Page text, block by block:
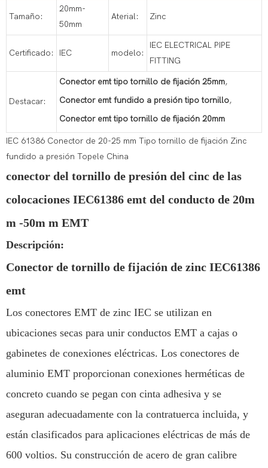
Tamaño:
20mm-
50mm
Aterial: Zinc
Certificado: IEC modelo:
IEC ELECTRICAL PIPE
FITTING
Destacar:
Conector emt tipo tornillo de fijación 25mm,
Conector emt fundido a presión tipo tornillo,
Conector emt tipo tornillo de fijación 20mm
IEC 61386 Conector de 20-25 mm Tipo tornillo de fijación Zinc
fundido a presión Topele China
conector del tornillo de presión del cinc de las
colocaciones IEC61386 emt del conducto de 20m
m -50m m EMT
Descripción:
Conector de tornillo de fijación de zinc IEC61386
emt
Los conectores EMT de zinc IEC se utilizan en
ubicaciones secas para unir conductos EMT a cajas o
gabinetes de conexiones eléctricas. Los conectores de
aluminio EMT proporcionan conexiones herméticas de
concreto cuando se pegan con cinta adhesiva y se
aseguran adecuadamente con la contratuerca incluida, y
están clasificados para aplicaciones eléctricas de más de
600 voltios. Su construcción de acero de gran calibre